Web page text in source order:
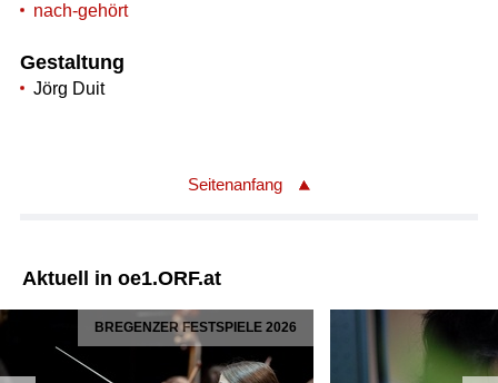
nach-gehört
Gestaltung
Jörg Duit
Seitenanfang
Aktuell in oe1.ORF.at
BREGENZER FESTSPIELE 2026